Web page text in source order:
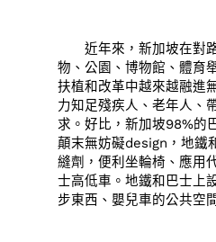
近年來，新加坡在對
物、公園、博物館、體育
扶植和改革中越來越融進
力知足殘疾人、老年人、
求。好比，新加坡98%的
顛末無妨礙design，地鐵
縫劑，便利坐輪椅、應用
士高低車。地鐵和巴士上
步東西、嬰兒車的公共空